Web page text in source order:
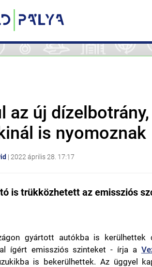
az új
is nyomoznak
| 2022 április 28. 17:17
is trükközhetett az emissziós
gyártott autókba is
ígért emissziós szinteket - írja a
is bekerülhettek. Az üggyel